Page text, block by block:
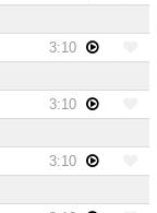
3:10
3:10
3:10